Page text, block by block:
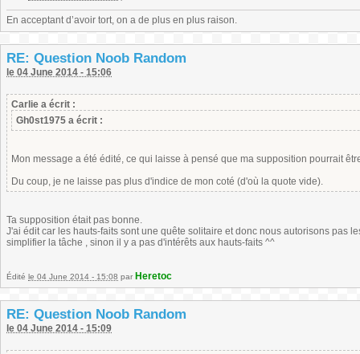
En acceptant d’avoir tort, on a de plus en plus raison.
RE: Question Noob Random
le 04 June 2014 - 15:06
Carlie a écrit :
Gh0st1975 a écrit :
Mon message a été édité, ce qui laisse à pensé que ma supposition pourrait
Du coup, je ne laisse pas plus d'indice de mon coté (d'où la quote vide).
Ta supposition était pas bonne.
J'ai édit car les hauts-faits sont une quête solitaire et donc nous autorisons pas
simplifier la tâche , sinon il y a pas d'intérêts aux hauts-faits ^^
Édité le 04 June 2014 - 15:08 par Heretoc
RE: Question Noob Random
le 04 June 2014 - 15:09